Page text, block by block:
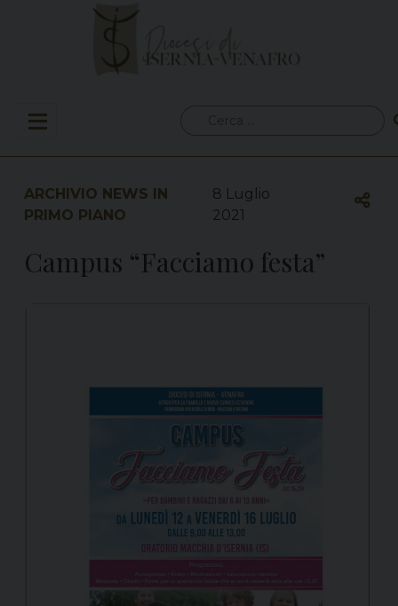
per:
ARCHIVIO NEWS IN
PRIMO PIANO
8 Luglio
2021
Campus “Facciamo festa”